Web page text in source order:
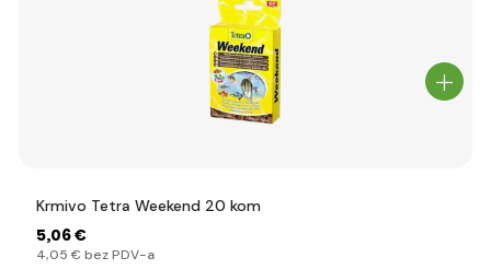
Krmivo Tetra Weekend 20 kom
5,06 €
4,05 € bez PDV-a